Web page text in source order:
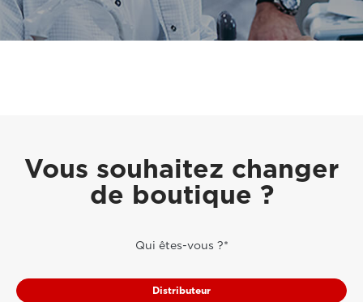
Vous souhaitez changer
de boutique ?
Qui êtes-vous ?*
Distributeur